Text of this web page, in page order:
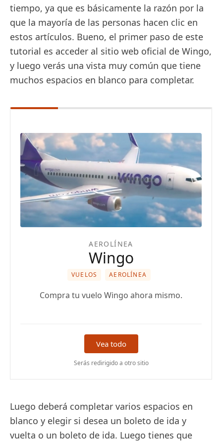
tiempo, ya que es básicamente la razón por la
que la mayoría de las personas hacen clic en
estos artículos. Bueno, el primer paso de este
tutorial es acceder al sitio web oficial de Wingo,
y luego verás una vista muy común que tiene
muchos espacios en blanco para completar.
AEROLÍNEA
Wingo
VUELOS AEROLÍNEA
Compra tu vuelo Wingo ahora mismo.
Vea todo
Serás redirigido a otro sitio
Luego deberá completar varios espacios en
blanco y elegir si desea un boleto de ida y
vuelta o un boleto de ida. Luego tienes que